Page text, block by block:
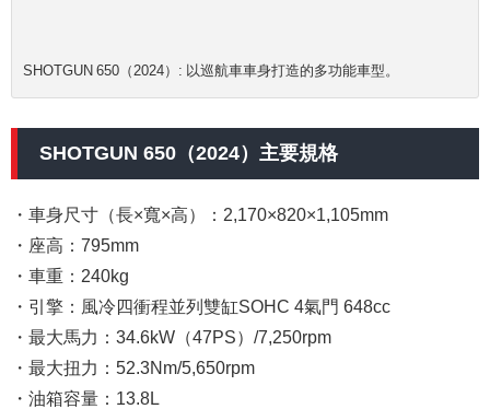
SHOTGUN 650（2024）: 以巡航車車身打造的多功能車型。
SHOTGUN 650（2024）主要規格
・車身尺寸（長×寬×高）：2,170×820×1,105mm
・座高：795mm
・車重：240kg
・引擎：風冷四衝程並列雙缸SOHC 4氣門 648cc
・最大馬力：34.6kW（47PS）/7,250rpm
・最大扭力：52.3Nm/5,650rpm
・油箱容量：13.8L